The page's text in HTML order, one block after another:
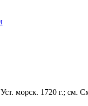
морск. 1720 г.; см.